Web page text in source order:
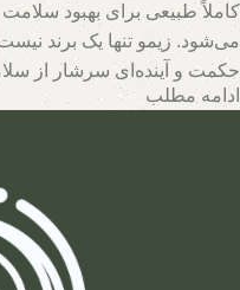
کاملاً طبیعی برای بهبود
می‌شود. زیمو تنها یک برند
حکمت و آینده‌ای سرشار از
می‌کند. اینجا جایی است که
تخمیری و هر جرعه نوشیدنی
علاقه به سلامت انسان روایت
خریداری می‌کنید، بلکه سبک
ادامه مطلب